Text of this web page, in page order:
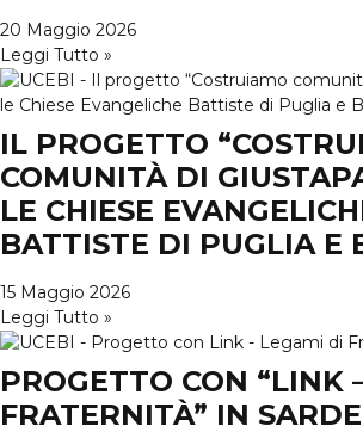
20 Maggio 2026
Leggi Tutto »
IL PROGETTO
COMUNITÀ DI
LE CHIESE
BATTISTE DI PUGLIA E
15 Maggio 2026
Leggi Tutto »
PROGETTO CON “LINK
FRATERNITÀ” IN